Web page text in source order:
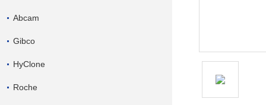
Abcam
Gibco
HyClone
Roche